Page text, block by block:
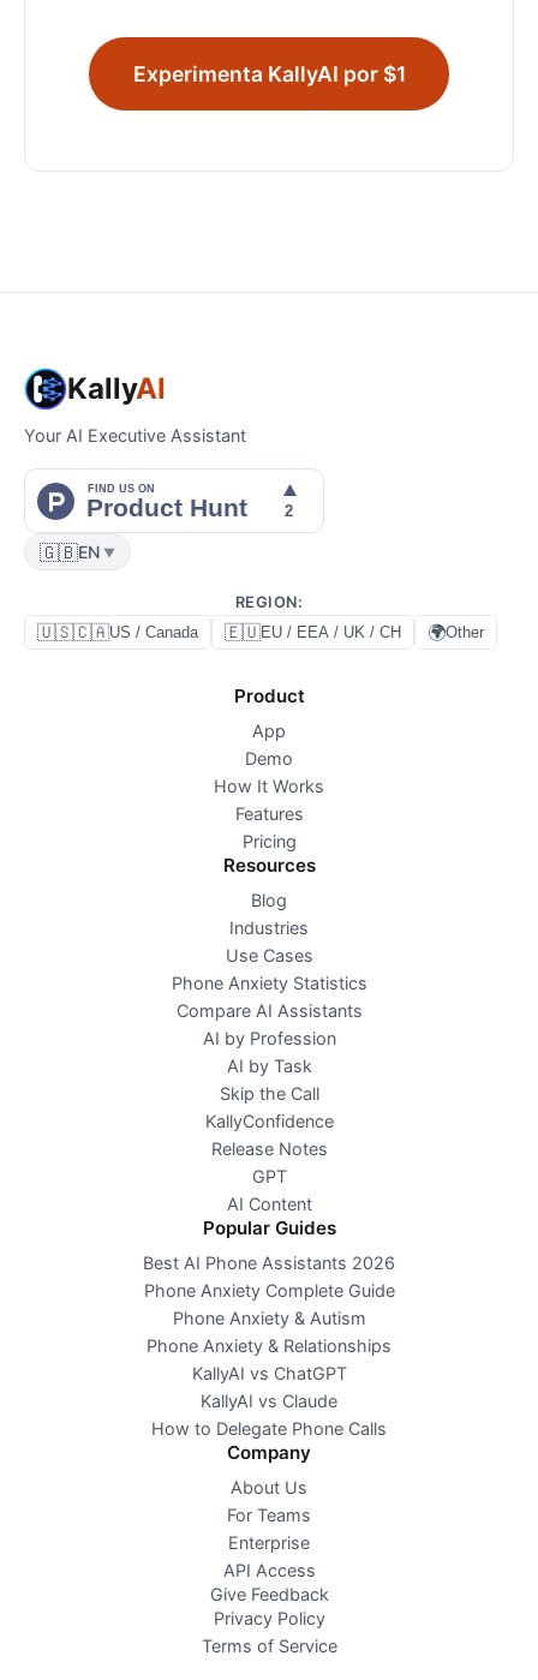
Experimenta KallyAI por $1
KallyAI
Your AI Executive Assistant
🇬🇧EN ▼
REGION:
🇺🇸🇨🇦US / Canada 🇪🇺EU / EEA / UK / CH 🌍Other
Product
App
Demo
How It Works
Features
Pricing
Resources
Blog
Industries
Use Cases
Phone Anxiety Statistics
Compare AI Assistants
AI by Profession
AI by Task
Skip the Call
KallyConfidence
Release Notes
GPT
AI Content
Popular Guides
Best AI Phone Assistants 2026
Phone Anxiety Complete Guide
Phone Anxiety & Autism
Phone Anxiety & Relationships
KallyAI vs ChatGPT
KallyAI vs Claude
How to Delegate Phone Calls
Company
About Us
For Teams
Enterprise
API Access
Give Feedback
Privacy Policy
Terms of Service